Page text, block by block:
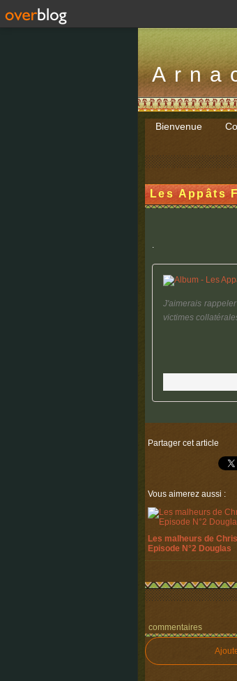
Bienvenue
Les Appâts
.
J'aimerais
victimes
Partager cet article
Vous aimerez aussi :
Les malheurs de
Episode N°2 Douglas
commentaires